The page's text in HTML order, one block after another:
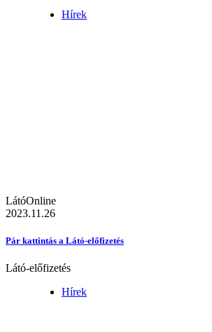
Hírek
LátóOnline
2023.11.26
Pár kattintás a Látó-előfizetés
Látó-előfizetés
Hírek